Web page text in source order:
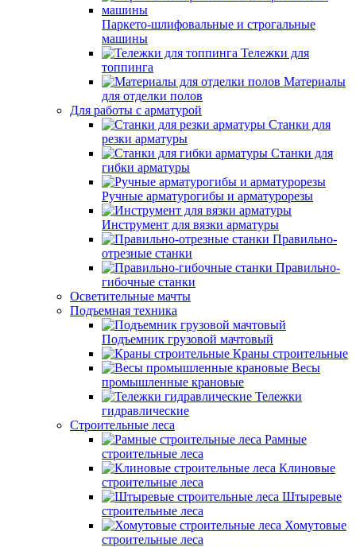
Паркето-шлифовальные и строгальные
машины
Тележки для
топпинга
Материалы
для отделки полов
Для работы с арматурой
Станки для
резки арматуры
Станки для
гибки арматуры
Ручные арматурогибы и арматурорезы
Инструмент для вязки арматуры
Правильно-
отрезные станки
Правильно-
гибочные станки
Осветительные мачты
Подъемная техника
Подъемник грузовой мачтовый
Краны строительные
Весы
промышленные крановые
Тележки
гидравлические
Строительные леса
Рамные
строительные леса
Клиновые
строительные леса
Штыревые
строительные леса
Хомутовые
строительные леса